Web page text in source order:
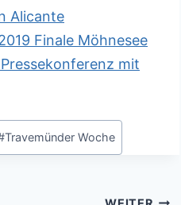
Alicante
Finale Möhnesee
mit
Travemünder Woche